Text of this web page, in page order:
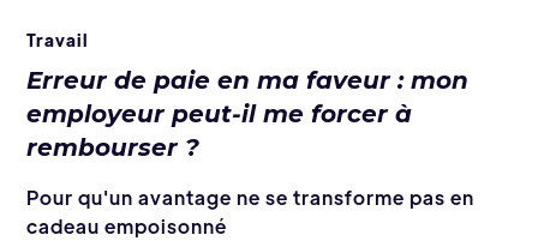
Travail
Erreur de paie en ma faveur : mon
employeur peut-il me forcer à
rembourser ?
Pour qu'un avantage ne se transforme pas en
cadeau empoisonné